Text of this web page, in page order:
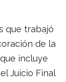
que trabajó
de la
incluye
Juicio Final